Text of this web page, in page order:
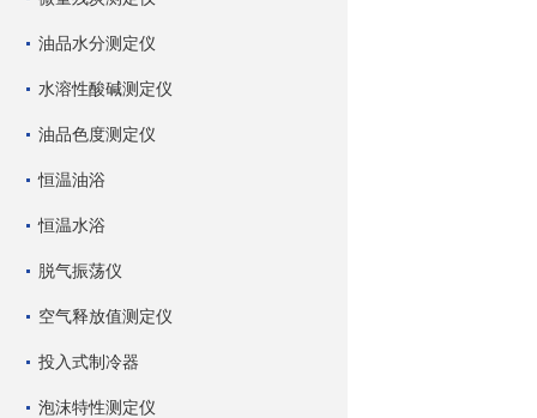
油品水分测定仪
水溶性酸碱测定仪
油品色度测定仪
恒温油浴
恒温水浴
脱气振荡仪
空气释放值测定仪
投入式制冷器
泡沫特性测定仪